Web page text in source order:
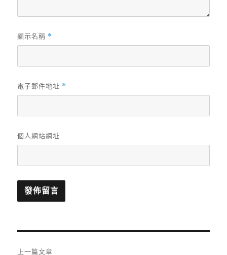
顯示名稱 *
電子郵件地址 *
個人網站網址
上一篇文章